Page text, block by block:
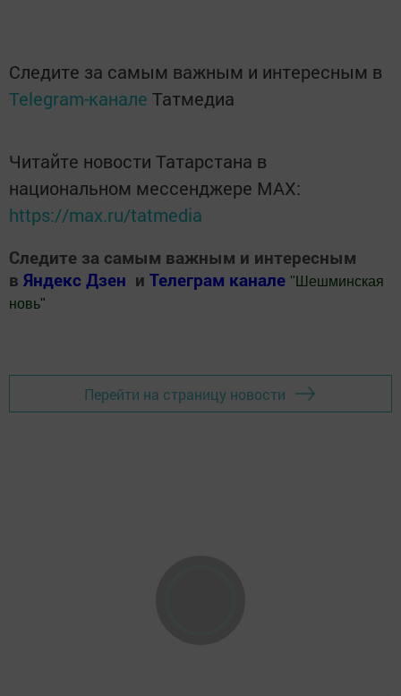
Следите за самым важным и интересным в
Telegram-канале Татмедиа
Читайте новости Татарстана в
национальном мессенджере MАХ:
https://max.ru/tatmedia
Следите за самым важным и интересным
в Яндекс Дзен и Телеграм канале " Шешминская
новь"
Перейти на страницу новости